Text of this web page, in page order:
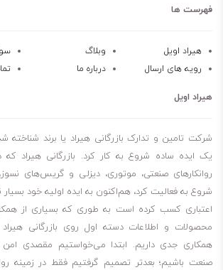
فهرست ها
هیراد اویل وبلاگ
رویه های ارسال
درباره ما
هیراد اویل
شرکت تامین و تدارک بازرگانی هیراد یا برند شناخته
یک ایده ساده شروع به کار کرد. بازرگانی هیراد که
روانکارهای صنعتی، موتوری، دیزلی و گریس‌های
شروع به فعالیت کرد، هم‌اکنون به ایده اولیه خود
اعتباری کسب کرده است به طوری که بسیاری از
محصولات و اطلاعات دسته اول روی بازرگانی
همکاری جدی داریم. ابتدا می‌خواستیم مقصدی امن
صنعت باشیم؛ بعدتر تصمیم گرفتیم فقط در زمینه